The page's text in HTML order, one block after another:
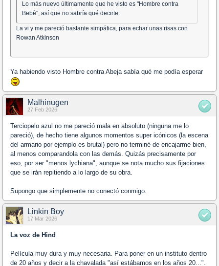
Lo más nuevo últimamente que he visto es "Hombre contra
Bebé", así que no sabría qué decirte.
La vi y me pareció bastante simpática, para echar unas risas con
Rowan Atkinson
Ya habiendo visto Hombre contra Abeja sabía qué me podía esperar
Malhinugen
27 Feb 2026
Terciopelo azul no me pareció mala en absoluto (ninguna me lo
pareció), de hecho tiene algunos momentos super icónicos (la escena
del armario por ejemplo es brutal) pero no terminé de encajarme bien,
al menos comparandola con las demás. Quizás precisamente por
eso, por ser "menos lychiana", aunque se nota mucho sus fijaciones
que se irán repitiendo a lo largo de su obra.
Supongo que simplemente no conectó conmigo.
Linkin Boy
17 Mar 2026
La voz de Hind
Película muy dura y muy necesaria. Para poner en un instituto dentro
de 20 años y decir a la chavalada "así estábamos en los años 20...".